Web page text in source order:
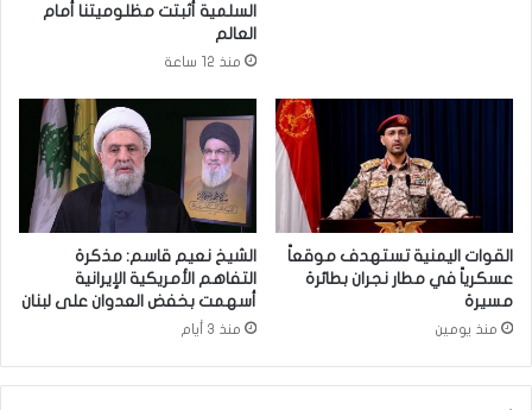
ر
اً
م
ه
م
ط
س
ت
ن
ق
السلمية أثبتت مظلوميتنا أمام
العالم
منذ 12 ساعة
القوات اليمنية تستهدف موقعاً
عسكرياً في مطار نجران بطائرة
مسيرة
منذ يومين
الشيخ نعيم قاسم: مذكرة
التفاهم الأمريكية الإيرانية
أسهمت بخفض العدوان على لبنان
منذ 3 أيام